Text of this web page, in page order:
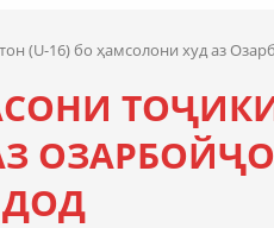
(U-16) бо ҳамсолони худ аз